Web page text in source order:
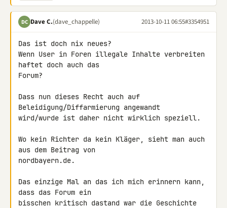
DC Dave C.(dave_chappelle) 2013-10-11 06:55#3354951
Das ist doch nix neues?
Wenn User in Foren illegale Inhalte verbreiten
haftet doch auch das
Forum?
Dass nun dieses Recht auch auf
Beleidigung/Diffarmierung angewandt
wird/wurde ist daher nicht wirklich speziell.
Wo kein Richter da kein Kläger, sieht man auch
aus dem Beitrag von
nordbayern.de.
Das einzige Mal an das ich mich erinnern kann,
dass das Forum ein
bisschen kritisch dastand war die Geschichte